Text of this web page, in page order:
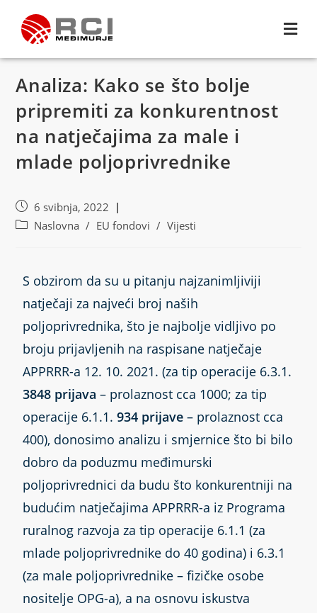
Analiza: Kako se što bolje
pripremiti za konkurentnost
na natječajima za male i
mlade poljoprivrednike
6 svibnja, 2022
Naslovna / EU fondovi / Vijesti
S obzirom da su u pitanju najzanimljiviji
natječaji za najveći broj naših
poljoprivrednika, što je najbolje vidljivo po
broju prijavljenih na raspisane natječaje
APPRRR-a 12. 10. 2021. (za tip operacije 6.3.1.
3848 prijava – prolaznost cca 1000; za tip
operacije 6.1.1.934 prijave – prolaznost cca
400), donosimo analizu i smjernice što bi bilo
dobro da poduzmu međimurski
poljoprivrednici da budu što konkurentniji na
budućim natječajima APPRRR-a iz Programa
ruralnog razvoja za tip operacije 6.1.1 (za
mlade poljoprivrednike do 40 godina) i 6.3.1
(za male poljoprivrednike – fizičke osobe
nositelje OPG-a), a na osnovu iskustva